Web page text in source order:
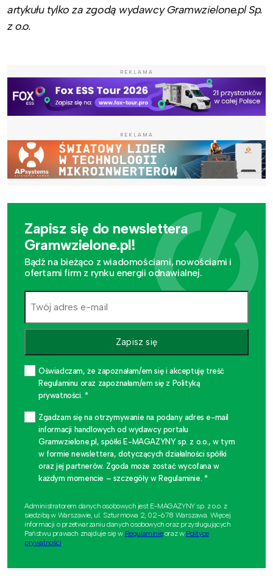
artykułu tylko za zgodą wydawcy Gramwzielone.pl Sp.
z o.o.
REKLAMA
REKLAMA
Zapisz się do newslettera
Gramwzielone.pl!
Bądź na bieżąco z wiadomościami, nowościami i
ofertami firm z rynku energii odnawialnej.
Zapisz się
Oświadczam, że zapoznałam/em się i akceptuję treść
Regulaminu oraz zapoznałam/em się z Polityką
prywatności. *
Zgadzam się na otrzymywanie na podany adres e-mail
informacji handlowych od wydawcy portalu
Gramwzielone.pl, spółki E-MAGAZYNY sp. z o.o., w tym
w formie newslettera, dotyczących działalności spółki
oraz jej partnerów. Zgoda może zostać wycofana w
każdym momencie – szczegóły w Regulaminie. *
Administratorem danych osobowych jest E-MAGAZYNY sp. z o.o. z
siedzibą w Warszawie, ul. Szturmowa 2, 02-678 Warszawa. Więcej
informacji o przetwarzaniu danych osobowych oraz przysługujących
Państwu prawach znajduje się w Regulaminieoraz w Polityce
prywatności